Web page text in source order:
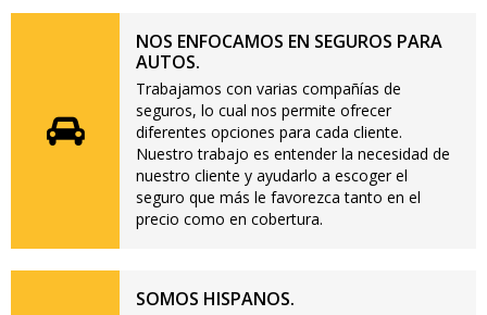
NOS ENFOCAMOS EN SEGUROS PARA
AUTOS.
Trabajamos con varias compañías de
seguros, lo cual nos permite ofrecer
diferentes opciones para cada cliente.
Nuestro trabajo es entender la necesidad de
nuestro cliente y ayudarlo a escoger el
seguro que más le favorezca tanto en el
precio como en cobertura.
SOMOS HISPANOS.